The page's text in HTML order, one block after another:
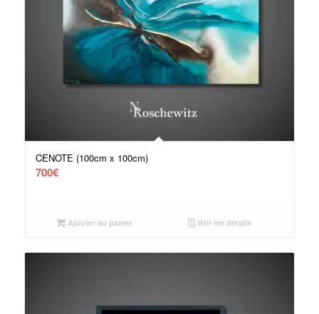
CENOTE (100cm x 100cm)
700€
Ajouter au panier Voir les détails